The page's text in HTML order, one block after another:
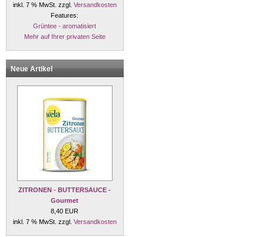
inkl. 7 % MwSt. zzgl. Versandkosten
Features:
Grüntee - aromatisiert
Mehr auf Ihrer privaten Seite
Neue Artikel
ZITRONEN - BUTTERSAUCE -
Gourmet
8,40 EUR
inkl. 7 % MwSt. zzgl. Versandkosten